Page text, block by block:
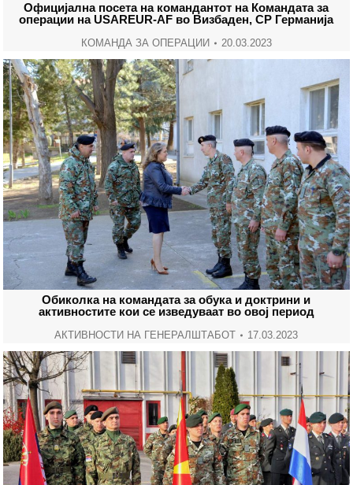
Официјална посета на командантот на Командата за
операции на USAREUR-AF во Визбаден, СР Германија
КОМАНДА ЗА ОПЕРАЦИИ 20.03.2023
Обиколка на командата за обука и доктрини и
активностите кои се изведуваат во овој период
АКТИВНОСТИ НА ГЕНЕРАЛШТАБОТ 17.03.2023